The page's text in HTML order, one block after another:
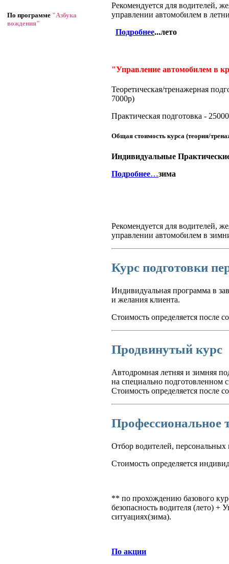
По программе "Азбука
вождения"
Рекомендуется для водителей,
управлении автомобилем в
Подробнее...лето
"Управление автомобилем в
Теоретическая/тренажерная
7000р)
Практическая подготовка -
Общая стоимость курса (теория/
Индивидуальные
Подробнее…зима
Рекомендуется для водителей,
управлении автомобилем в
Курс подготовки
Индивидуальная программа в
и желания клиента.
Стоимость определяется после
Продвинутый курс
Автодромная летняя и зимняя
на специально подготовленном
Стоимость определяется после
Профессиональное
Отбор водителей,
Стоимость определяется
** по прохождению базового
безопасность водителя (лето) +
ситуациях(зима).
По акции